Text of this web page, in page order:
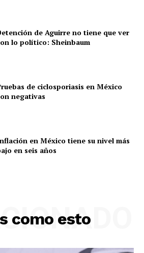
de Aguirre no tiene que ver
lo político: Sheinbaum
de ciclosporiasis en México
negativas
en México tiene su nivel más
en seis años
como esto